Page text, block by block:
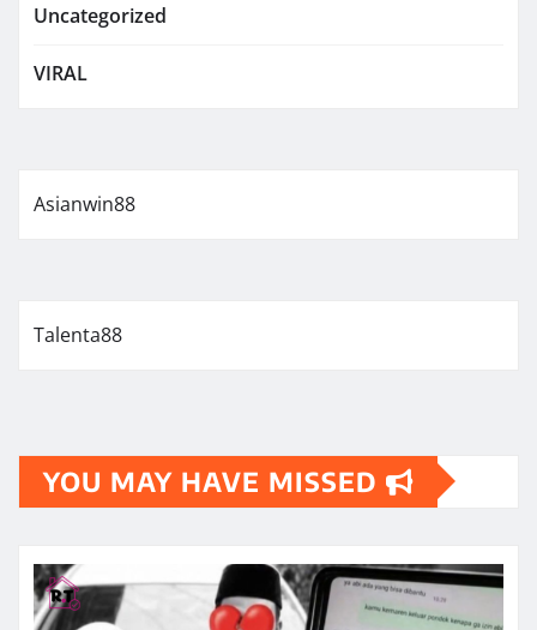
Uncategorized
VIRAL
Asianwin88
Talenta88
YOU MAY HAVE MISSED